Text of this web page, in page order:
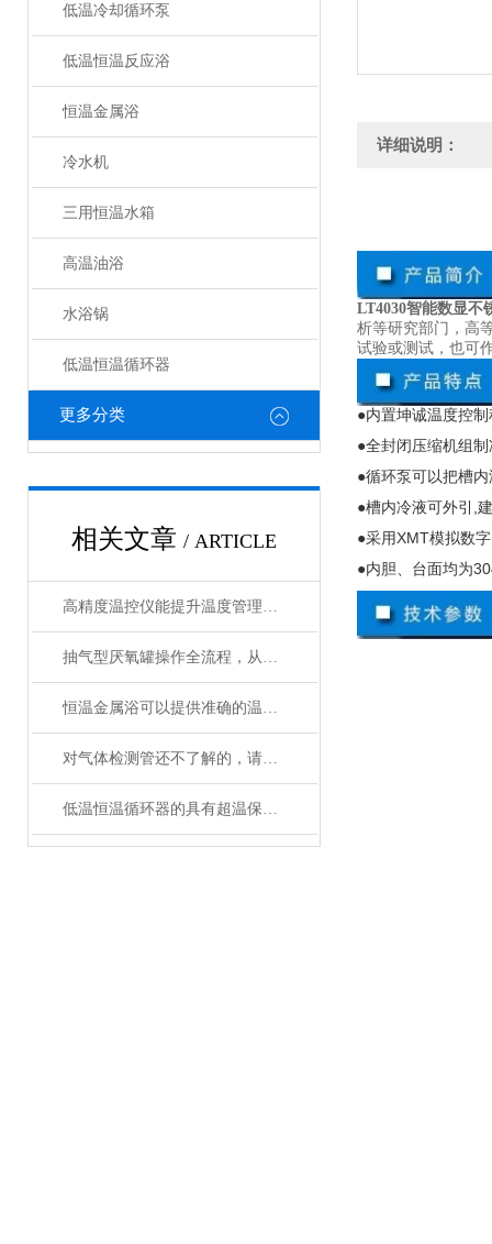
低温冷却循环泵
低温恒温反应浴
恒温金属浴
冷水机
三用恒温水箱
高温油浴
水浴锅
低温恒温循环器
更多分类
相关文章 / ARTICLE
高精度温控仪能提升温度管理的精准性和效率
抽气型厌氧罐操作全流程，从设备准备到微生物培养的标准化指南
恒温金属浴可以提供准确的温度控制和恒温条件
对气体检测管还不了解的，请看这里！
低温恒温循环器的具有超温保护，传感器异常保护功能
详细说明：
LT4030智能数显不
析等研究部门，高
试验或测试，也可
●内置坤诚温度控
●全封闭压缩机组制
●循环泵可以把槽
●槽内冷液可外引 ,
●采用XMT模拟数字
●内胆、台面均为